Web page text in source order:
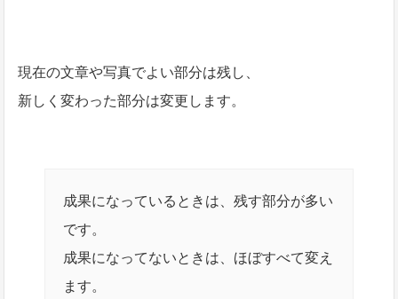
現在の文章や写真でよい部分は残し、
新しく変わった部分は変更します。
成果になっているときは、残す部分が多い
です。
成果になってないときは、ほぼすべて変え
ます。